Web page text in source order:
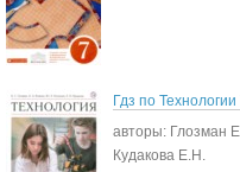
Гдз по
авторы: Глозман
Кудакова Е.Н.